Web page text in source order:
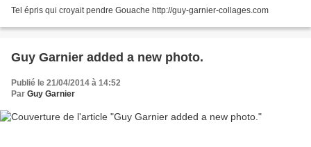
Tel épris qui croyait pendre Gouache http://guy-garnier-collages.com
Guy Garnier added a new photo.
Publié le 21/04/2014 à 14:52
Par Guy Garnier